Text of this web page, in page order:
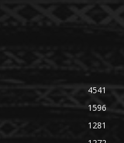
4541
1596
1281